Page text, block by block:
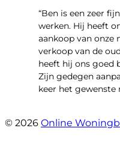
“Ben is een zeer
werken. Hij heeft
aankoop van onze
verkoop van de
heeft hij ons goed
Zijn gedegen
keer het gewenste
© 2026 Online